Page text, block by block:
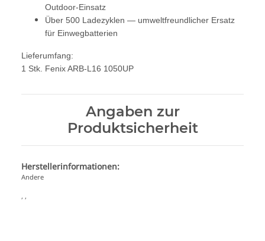
Outdoor‑Einsatz
Über 500 Ladezyklen — umweltfreundlicher Ersatz
für Einwegbatterien
Lieferumfang:
1 Stk. Fenix ARB‑L16 1050UP
Angaben zur
Produktsicherheit
Herstellerinformationen:
Andere
, ,